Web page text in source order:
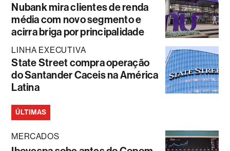
Nubank mira clientes de renda
média com novo segmento e
acirra briga por principalidade
LINHA EXECUTIVA
State Street compra operação
do Santander Caceis na América
Latina
ÚLTIMAS
MERCADOS